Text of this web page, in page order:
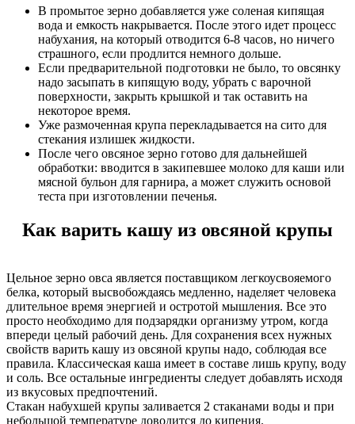
В промытое зерно добавляется уже соленая кипящая
вода и емкость накрывается. После этого идет процесс
набухания, на который отводится 6-8 часов, но ничего
страшного, если продлится немного дольше.
Если предварительной подготовки не было, то овсянку
надо засыпать в кипящую воду, убрать с варочной
поверхности, закрыть крышкой и так оставить на
некоторое время.
Уже размоченная крупа перекладывается на сито для
стекания излишек жидкости.
После чего овсяное зерно готово для дальнейшей
обработки: вводится в закипевшее молоко для каши или
мясной бульон для гарнира, а может служить основой
теста при изготовлении печенья.
Как варить кашу из овсяной крупы
Цельное зерно овса является поставщиком легкоусвояемого
белка, который высвобождаясь медленно, наделяет человека
длительное время энергией и остротой мышления. Все это
просто необходимо для подзарядки организму утром, когда
впереди целый рабочий день. Для сохранения всех нужных
свойств варить кашу из овсяной крупы надо, соблюдая все
правила. Классическая каша имеет в составе лишь крупу, воду
и соль. Все остальные ингредиенты следует добавлять исходя
из вкусовых предпочтений.
Стакан набухшей крупы заливается 2 стаканами воды и при
небольшой температуре доводится до кипения.